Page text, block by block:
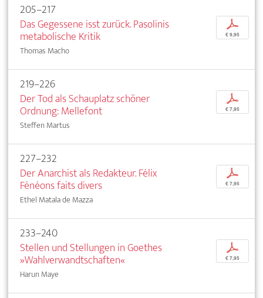
205–217
Das Gegessene isst zurück. Pasolinis
metabolische Kritik
Thomas Macho
p
€ 9,95
219–226
Der Tod als Schauplatz schöner
Ordnung: Mellefont
Steffen Martus
p
€ 7,95
227–232
Der Anarchist als Redakteur. Félix
Fénéons faits divers
Ethel Matala de Mazza
p
€ 7,95
233–240
Stellen und Stellungen in Goethes
»Wahlverwandtschaften«
Harun Maye
p
€ 7,95